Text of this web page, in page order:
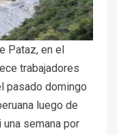
Pataz, en el
trabajadores
pasado domingo
luego de
semana por